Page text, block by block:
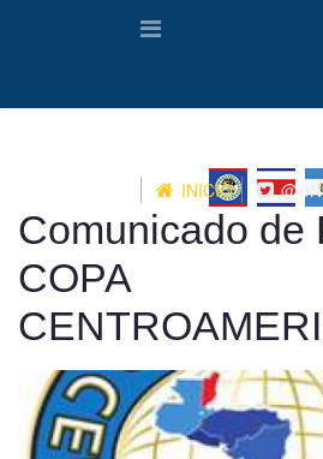
INICIO
Comunicado de
COPA